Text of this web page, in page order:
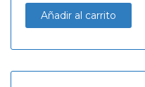
Añadir al carrito